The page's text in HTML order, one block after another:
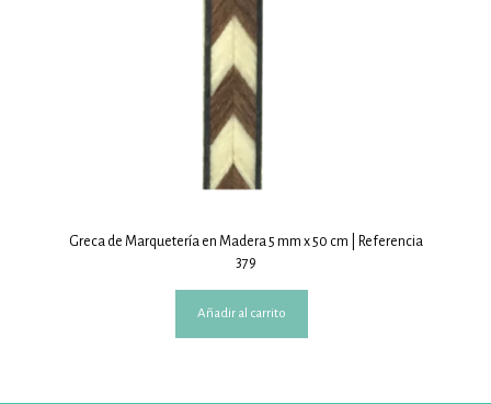
Greca de Marquetería en Madera 5 mm x 50 cm | Referencia
379
Añadir al carrito